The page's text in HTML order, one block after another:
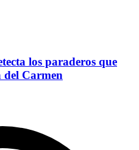
los paraderos que
del Carmen